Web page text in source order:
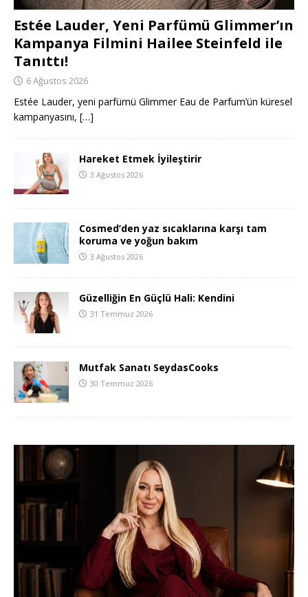
Estée Lauder, Yeni Parfümü Glimmer’ın
Kampanya Filmini Hailee Steinfeld ile
Tanıttı!
6 Ağustos 2026
Estée Lauder, yeni parfümü Glimmer Eau de Parfum’ün küresel
kampanyasını, […]
Hareket Etmek İyileştirir
3 Ağustos 2026
Cosmed’den yaz sıcaklarına karşı tam
koruma ve yoğun bakım
3 Ağustos 2026
Güzelliğin En Güçlü Hali: Kendini
31 Temmuz 2026
Mutfak Sanatı SeydasCooks
30 Temmuz 2026